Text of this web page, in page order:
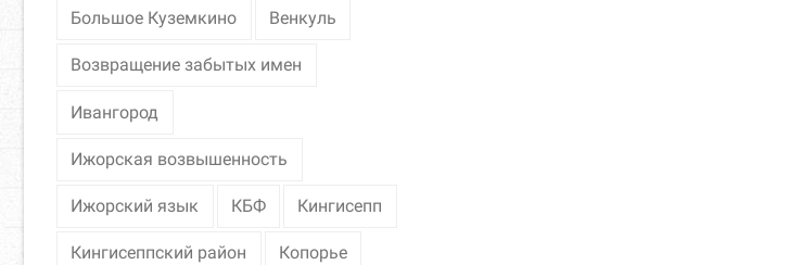
Большое Куземкино Венкуль
Возвращение забытых имен
Ивангород
Ижорская возвышенность
Ижорский язык КБФ Кингисепп
Кингисеппский район Копорье